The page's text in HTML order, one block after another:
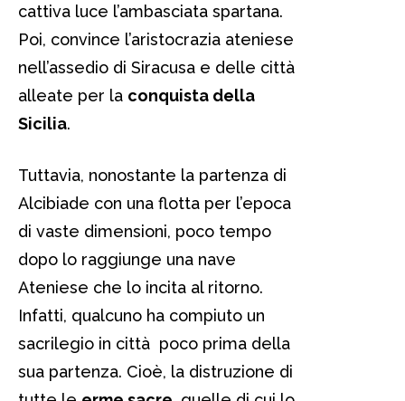
cattiva luce l’ambasciata spartana.
Poi, convince l’aristocrazia ateniese
nell’assedio di Siracusa e delle città
alleate per la conquista della
Sicilia.
Tuttavia, nonostante la partenza di
Alcibiade con una flotta per l’epoca
di vaste dimensioni, poco tempo
dopo lo raggiunge una nave
Ateniese che lo incita al ritorno.
Infatti, qualcuno ha compiuto un
sacrilegio in città poco prima della
sua partenza. Cioè, la distruzione di